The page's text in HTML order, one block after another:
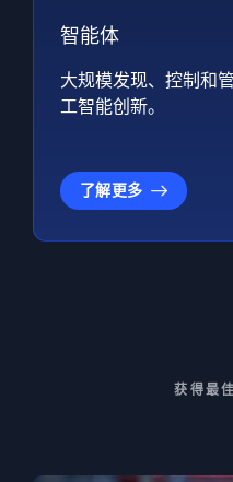
智能体
大规模发现、控制和
工智能创新。
了解更多
获得最